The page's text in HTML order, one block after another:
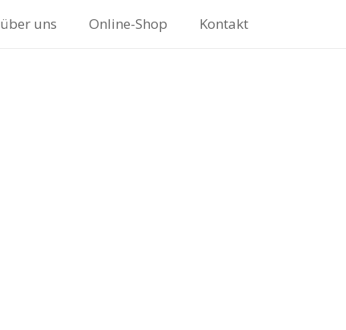
über uns Online-Shop Kontakt